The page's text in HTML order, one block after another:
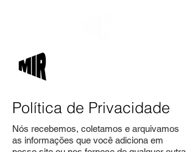
Política de Privacidade
Nós recebemos, coletamos e arquivamos
as informações que você adiciona em